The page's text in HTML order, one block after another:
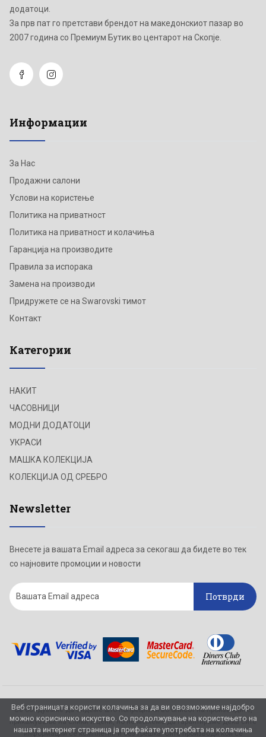
Веб страницата користи колачиња за да ви овозможиме најдобро
можно корисничко искуство. Со продолжување на користењето на
нашата интернет страница ја прифаќате употребата на колачиња
додатоци.
Зa прв пат го претстави брендот на македонскиот пазар во
2007 година со Премиум Бутик во центарот на Скопје.
Информации
За Нас
Продажни салони
Услови на користење
Политика на приватност
Политика на приватност и колачиња
Гаранција на производите
Правила за испорака
Замена на производи
Придружете се на Swarovski тимот
Контакт
Категории
НАКИТ
ЧАСОВНИЦИ
МОДНИ ДОДАТОЦИ
УКРАСИ
МАШКА КОЛЕКЦИЈА
КОЛЕКЦИЈА ОД СРЕБРО
Newsletter
Внесете ја вашата Email адреса за секогаш да бидете во тек
со најновите промоции и новости
Потврди
Се обидуваме да бидеме што попрецизни во описот на производите,
прикажување на слики и цени, но не можеме да гарантираме дека сите
информации се комплетни и без грешка. Сите производи кои се